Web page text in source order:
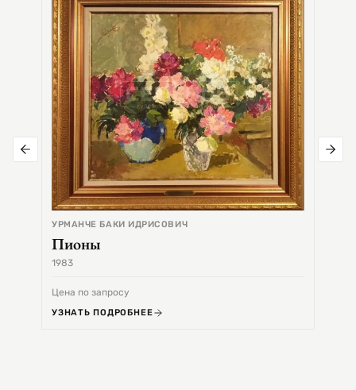
УРМАНЧЕ БАКИ ИДРИСОВИЧ
Пионы
1983
Цена по запросу
УЗНАТЬ ПОДРОБНЕЕ